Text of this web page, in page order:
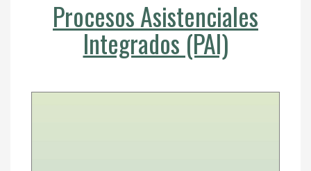
Procesos Asistenciales
Integrados (PAI)